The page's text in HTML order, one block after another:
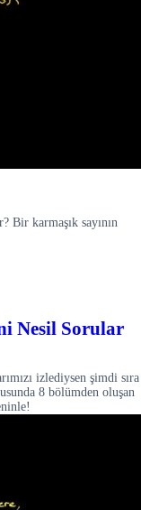
Bir karmaşık sayının
Nesil Sorular
izlediysen şimdi sıra
8 bölümden oluşan